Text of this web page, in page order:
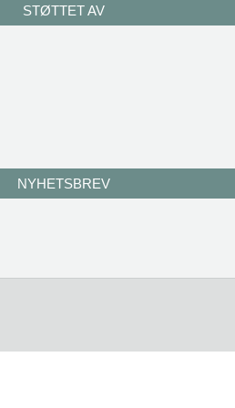
STØTTET AV
NYHETSBREV